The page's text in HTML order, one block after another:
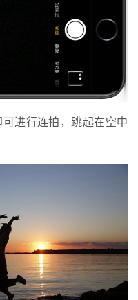
进行连拍，跳起在空中